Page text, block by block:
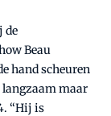
de
Beau
hand scheuren
langzaam maar
“Hij is